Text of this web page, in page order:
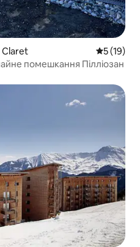
Claret Середня
5 (19)
помешкання Пілліозан